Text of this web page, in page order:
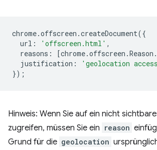
chrome.offscreen .createDocument({
url : 'offscreen.html' ,
reasons : [chrome.offscreen .Reason .
justification : 'geolocation
});
Hinweis: Wenn Sie auf ein nicht
zugreifen, müssen Sie ein reason
Grund für die geolocation